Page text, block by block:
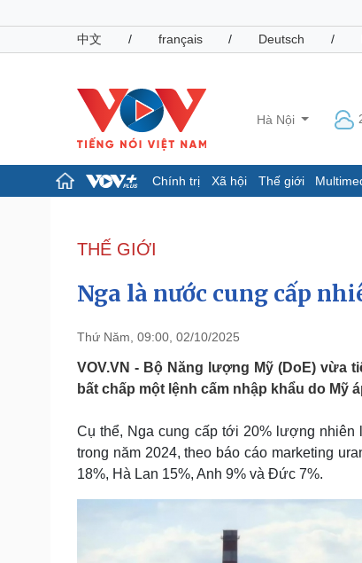
中文
/ français / Deutsch /
Hà Nội
Chính trị Xã hội Thế giới
Đảng
Tổ chức nhân sự
Nhận diện sự thật
Giáo dục
Dấu ấn VOV
Pháp luật
Vụ án
Tư vấn luật
Quân sự - Quốc
Vũ khí
Phân tích
THẾ GIỚI
Nga là nước cung cấp
Thứ Năm, 09:00, 02/10/2025
VOV.VN - Bộ Năng lượng Mỹ (DoE) vừa
bất chấp một lệnh cấm nhập khẩu do
Cụ thể, Nga cung cấp tới 20% lượng
trong năm 2024, theo báo cáo marketing
18%, Hà Lan 15%, Anh 9% và Đức 7%.